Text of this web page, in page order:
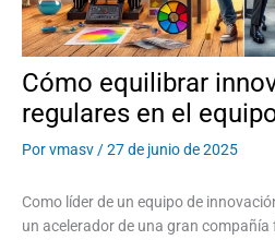
Cómo equilibrar
regulares en el
Porvmasv /27 de junio de 2025
Como líder de un equipo de
un acelerador de una gran